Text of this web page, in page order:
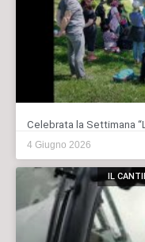
Celebrata la Settimana
4 Giugno 2026
IL